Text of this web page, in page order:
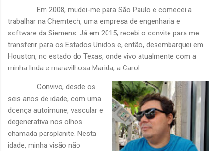
Em 2008, mudei-me para São Paulo e comecei a
trabalhar na Chemtech, uma empresa de engenharia e
software da Siemens. Já em 2015, recebi o convite para me
transferir para os Estados Unidos e, então, desembarquei em
Houston, no estado do Texas, onde vivo atualmente com a
minha linda e maravilhosa Marida, a Carol.
Convivo, desde os
seis anos de idade, com uma
doença autoimune, vascular e
degenerativa nos olhos
chamada parsplanite. Nesta
idade, minha visão não